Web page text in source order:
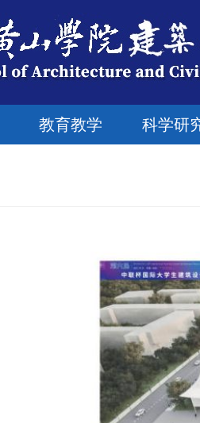
教育教学 科学研